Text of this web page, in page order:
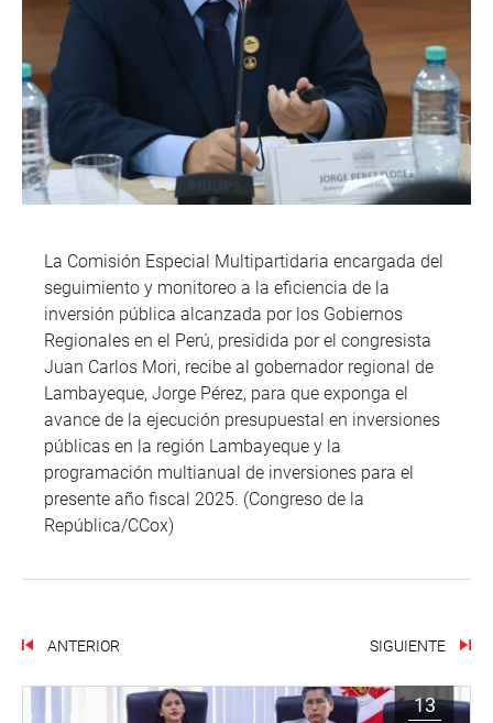
La Comisión Especial Multipartidaria encargada del
seguimiento y monitoreo a la eficiencia de la
inversión pública alcanzada por los Gobiernos
Regionales en el Perú, presidida por el congresista
Juan Carlos Mori, recibe al gobernador regional de
Lambayeque, Jorge Pérez, para que exponga el
avance de la ejecución presupuestal en inversiones
públicas en la región Lambayeque y la
programación multianual de inversiones para el
presente año fiscal 2025. (Congreso de la
República/CCox)
ANTERIOR SIGUIENTE
13